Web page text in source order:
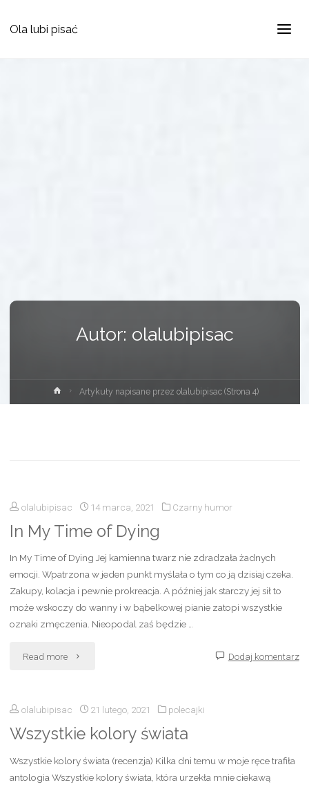
Ola lubi pisać
Autor: olalubipisac
Strona
główna
Artykuły napisane przez olalubipisac(Strona 4)
olalubipisac 14 marca, 2021 Czarny humor
In My Time of Dying
In My Time of Dying Jej kamienna twarz nie zdradzała żadnych
emocji. Wpatrzona w jeden punkt myślała o tym co ją dzisiaj czeka.
Zakupy, kolacja i pewnie prokreacja. A później jak starczy jej sił to
może wskoczy do wanny i w bąbelkowej pianie zatopi wszystkie
oznaki zmęczenia. Nieopodal zaś będzie …
Read more "In
Time
of
Dying"
Dodaj komentarz
olalubipisac 21 lutego, 2021 polecajki
Wszystkie kolory świata
Wszystkie kolory świata (recenzja) Kilka dni temu w moje ręce trafiła
antologia Wszystkie kolory świata, która urzekła mnie ciekawą